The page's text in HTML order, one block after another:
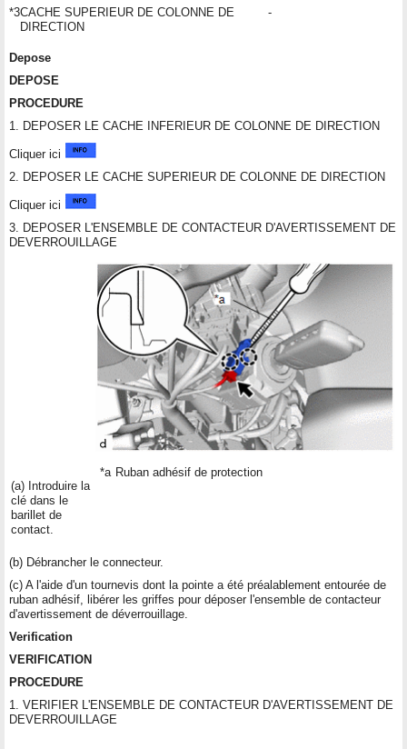
*3CACHE SUPERIEUR DE COLONNE DE
DIRECTION
-
Depose
DEPOSE
PROCEDURE
1. DEPOSER LE CACHE INFERIEUR DE COLONNE DE DIRECTION
Cliquer ici
2. DEPOSER LE CACHE SUPERIEUR DE COLONNE DE DIRECTION
Cliquer ici
3. DEPOSER L'ENSEMBLE DE CONTACTEUR D'AVERTISSEMENT DE
DEVERROUILLAGE
(a) Introduire la
clé dans le
barillet de
contact.
*a Ruban adhésif de protection
(b) Débrancher le connecteur.
(c) A l'aide d'un tournevis dont la pointe a été préalablement entourée de
ruban adhésif, libérer les griffes pour déposer l'ensemble de contacteur
d'avertissement de déverrouillage.
Verification
VERIFICATION
PROCEDURE
1. VERIFIER L'ENSEMBLE DE CONTACTEUR D'AVERTISSEMENT DE
DEVERROUILLAGE